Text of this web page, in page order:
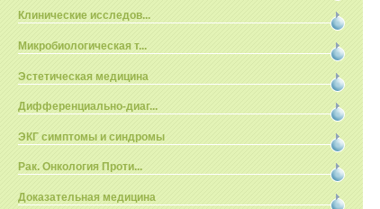
Клинические исследов...
Микробиологическая т...
Эстетическая медицина
Дифференциально-диаг...
ЭКГ симптомы и синдромы
Рак. Онкология Проти...
Доказательная медицина